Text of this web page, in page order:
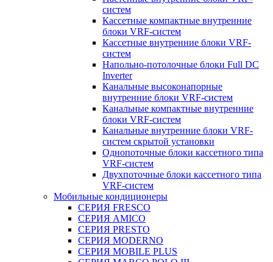
систем
Кассетные компактные внутренние
блоки VRF-систем
Кассетные внутренние блоки VRF-
систем
Напольно-потолочные блоки Full DC
Inverter
Канальные высоконапорные
внутренние блоки VRF-систем
Канальные компактные внутренние
блоки VRF-систем
Канальные внутренние блоки VRF-
систем скрытой установки
Однопоточные блоки кассетного типа
VRF-систем
Двухпоточные блоки кассетного типа
VRF-систем
Мобильные кондиционеры
СЕРИЯ FRESCO
СЕРИЯ AMICO
СЕРИЯ PRESTO
СЕРИЯ MODERNO
СЕРИЯ MOBILE PLUS